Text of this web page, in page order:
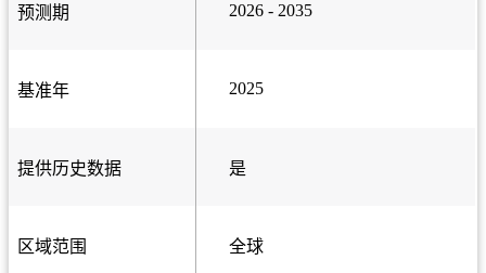
预测期 2026 - 2035
基准年 2025
提供历史数据 是
区域范围 全球